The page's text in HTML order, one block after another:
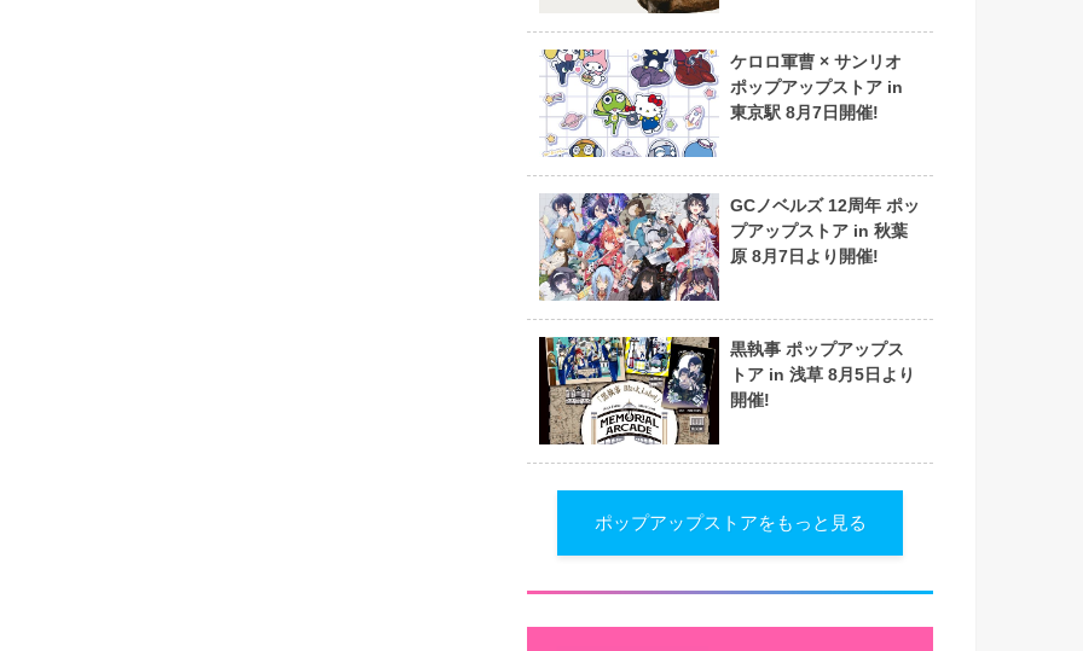
ケロロ軍曹 × サンリオ
ポップアップストア in
東京駅 8月7日開催!
GCノベルズ 12周年 ポッ
プアップストア in 秋葉
原 8月7日より開催!
黒執事 ポップアップス
トア in 浅草 8月5日より
開催!
ポップアップストアをもっと見る